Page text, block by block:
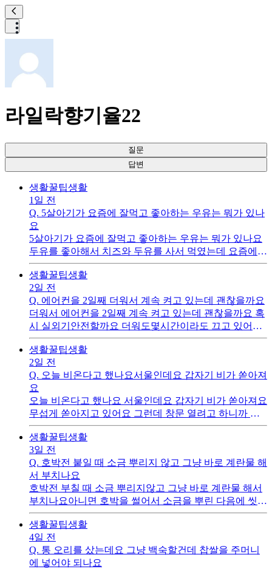
라일락향기율22
질문
답변
생활꿀팁생활
1일 전
Q. 5살아기가 요즘에 잘먹고 좋아하는 우유는 뭐가 있나
요
5살아기가 요즘에 잘먹고 좋아하는 우유는 뭐가 있나요
두유를 좋아해서 치즈와 두유를 사서 먹였는데 요즘에는
흰우유 를 달라고 하네요 상하목장 도 아니라고 하는데
어떤우유 먹이나요
생활꿀팁생활
2일 전
Q. 에어컨을 2일째 더워서 계속 켜고 있는데 괜찮을까요
더워서 에어컨을 2일째 계속 켜고 있는데 괜찮을까요 혹
시 실외기안전할까요 더워도몇시간이라도 끄고 있어야
될까요 이런적이 없어서 걱정됩니다
생활꿀팁생활
2일 전
Q. 오늘 비온다고 했나요서울인데요 갑자기 비가 쏟아져
요
오늘 비온다고 했나요 서울인데요 갑자기 비가 쏟아져요
무섭게 쏟아지고 있어요 그런데 창문 열려고 하니까 뜨
거운 습도를 머금은 바람이 확 들어오는 느낌 이네요 지
금보다는 새벽에 열어야될까요
생활꿀팁생활
3일 전
Q. 호박전 붙일 때 소금 뿌리지 않고 그냥 바로 계란물 해
서 부치나요
호박전 부칠 때 소금 뿌리지않고 그냥 바로 계란물 해서
부치나요아니면 호박을 썰어서 소금을 뿌린 다음에 씻어
서 물기를 짜서 다시 계란물에 부치나요
생활꿀팁생활
4일 전
Q. 통 오리를 샀는데요 그냥 백숙할건데 찹쌀을 주머니
에 넣어야 되나요